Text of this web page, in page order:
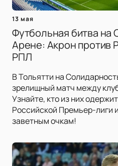
13 мая
Футбольная битва на
Арене: Акрон против
РПЛ
В Тольятти на
зрелищный матч между
Узнайте, кто из них
Российской Премьер-лиги
заветным очкам!